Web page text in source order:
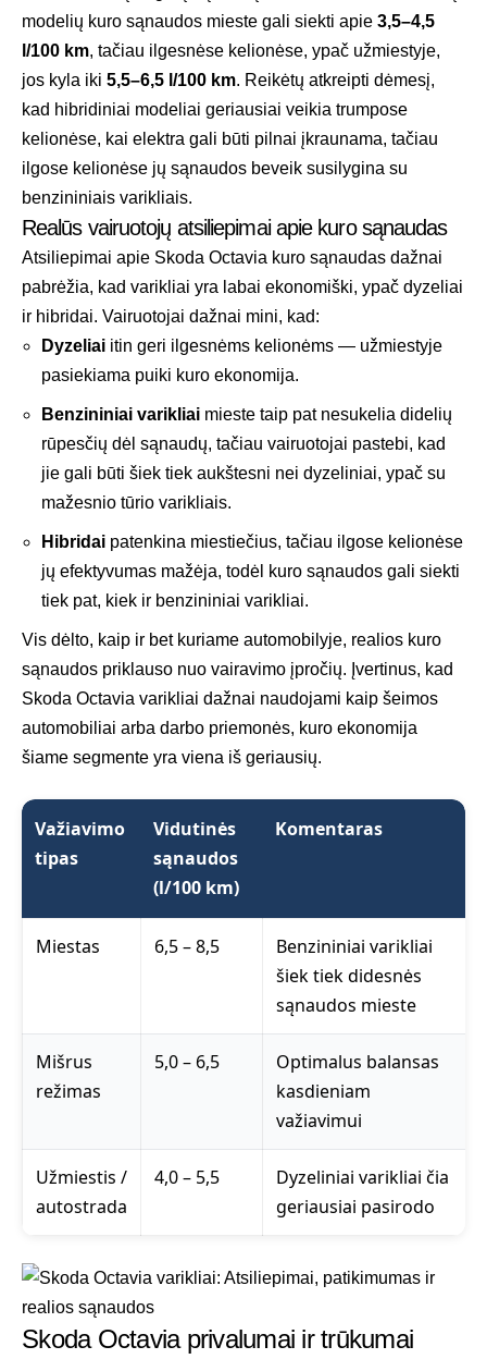
modelių kuro sąnaudos mieste gali siekti apie 3,5–4,5
l/100 km, tačiau ilgesnėse kelionėse, ypač užmiestyje,
jos kyla iki 5,5–6,5 l/100 km. Reikėtų atkreipti dėmesį,
kad hibridiniai modeliai geriausiai veikia trumpose
kelionėse, kai elektra gali būti pilnai įkraunama, tačiau
ilgose kelionėse jų sąnaudos beveik susilygina su
benzininiais varikliais.
Realūs vairuotojų atsiliepimai apie kuro sąnaudas
Atsiliepimai apie Skoda Octavia kuro sąnaudas dažnai
pabrėžia, kad varikliai yra labai ekonomiški, ypač dyzeliai
ir hibridai. Vairuotojai dažnai mini, kad:
Dyzeliai itin geri ilgesnėms kelionėms — užmiestyje
pasiekiama puiki kuro ekonomija.
Benzininiai varikliai mieste taip pat nesukelia didelių
rūpesčių dėl sąnaudų, tačiau vairuotojai pastebi, kad
jie gali būti šiek tiek aukštesni nei dyzeliniai, ypač su
mažesnio tūrio varikliais.
Hibridai patenkina miestiečius, tačiau ilgose kelionėse
jų efektyvumas mažėja, todėl kuro sąnaudos gali siekti
tiek pat, kiek ir benzininiai varikliai.
Vis dėlto, kaip ir bet kuriame automobilyje, realios kuro
sąnaudos priklauso nuo vairavimo įpročių. Įvertinus, kad
Skoda Octavia varikliai dažnai naudojami kaip šeimos
automobiliai arba darbo priemonės, kuro ekonomija
šiame segmente yra viena iš geriausių.
Važiavimo
tipas
Vidutinės
sąnaudos
(l/100 km)
Komentaras
Miestas 6,5 – 8,5
Benzininiai varikliai
šiek tiek didesnės
sąnaudos mieste
Mišrus
režimas
5,0 – 6,5
Optimalus balansas
kasdieniam
važiavimui
Užmiestis /
autostrada
4,0 – 5,5
Dyzeliniai varikliai čia
geriausiai pasirodo
Skoda Octavia privalumai ir trūkumai